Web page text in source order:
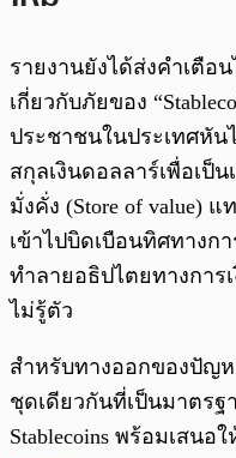
รายงานยังได้ส่งคำเตือ
เกี่ยวกับภัยของ
ประชาชนในประเทศหัน
สกุลเงินดอลลาร์เพื่อเป็
มั่งคั่ง (Store of value)
เข้าไปบิดเบือนทิศทางก
ทำลายอธิปไตยทางการ
ไม่รู้ตัว
สำหรับทางออกของปัญ
ชุดเดียวกันที่เป็นมาตร
Stablecoins พร้อมเสนอ